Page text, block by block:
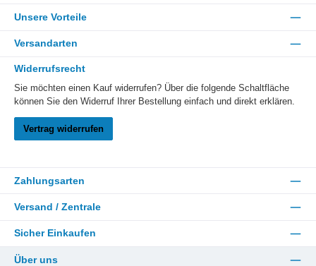
Unsere Vorteile
Versandarten
Widerrufsrecht
Sie möchten einen Kauf widerrufen? Über die folgende Schaltfläche
können Sie den Widerruf Ihrer Bestellung einfach und direkt erklären.
Vertrag widerrufen
Zahlungsarten
Versand / Zentrale
Sicher Einkaufen
Über uns